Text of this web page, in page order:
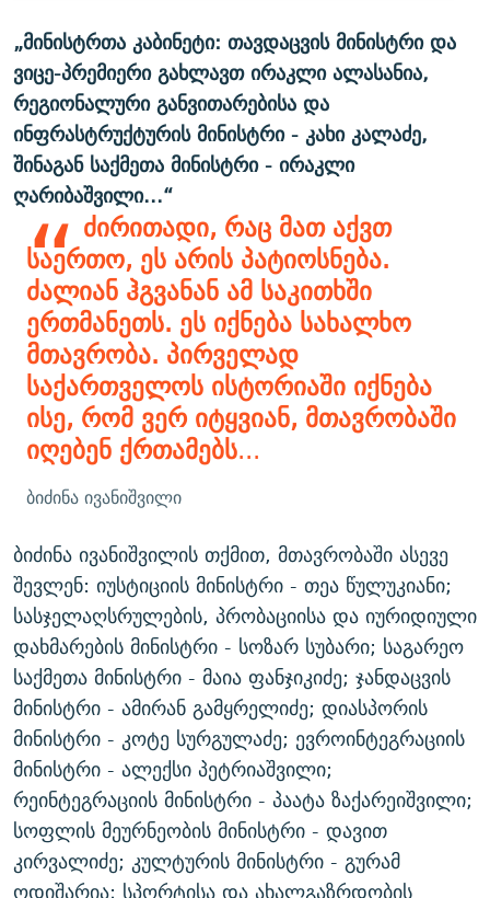
„მინისტრთა კაბინეტი: თავდაცვის მინისტრი და
ვიცე-პრემიერი გახლავთ ირაკლი ალასანია,
რეგიონალური განვითარებისა და
ინფრასტრუქტურის მინისტრი - კახი კალაძე,
შინაგან საქმეთა მინისტრი - ირაკლი
ღარიბაშვილი...“
ძირითადი, რაც მათ აქვთ
საერთო, ეს არის პატიოსნება.
ძალიან ჰგვანან ამ საკითხში
ერთმანეთს. ეს იქნება სახალხო
მთავრობა. პირველად
საქართველოს ისტორიაში იქნება
ისე, რომ ვერ იტყვიან, მთავრობაში
იღებენ ქრთამებს...
ბიძინა ივანიშვილი
ბიძინა ივანიშვილის თქმით, მთავრობაში ასევე
შევლენ: იუსტიციის მინისტრი - თეა წულუკიანი;
სასჯელაღსრულების, პრობაციისა და იურიდიული
დახმარების მინისტრი - სოზარ სუბარი; საგარეო
საქმეთა მინისტრი - მაია ფანჯიკიძე; ჯანდაცვის
მინისტრი - ამირან გამყრელიძე; დიასპორის
მინისტრი - კოტე სურგულაძე; ევროინტეგრაციის
მინისტრი - ალექსი პეტრიაშვილი;
რეინტეგრაციის მინისტრი - პაატა ზაქარეიშვილი;
სოფლის მეურნეობის მინისტრი - დავით
კირვალიძე; კულტურის მინისტრი - გურამ